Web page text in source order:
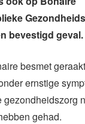
bevestigd geval.
besmet
ernstige
gehad.